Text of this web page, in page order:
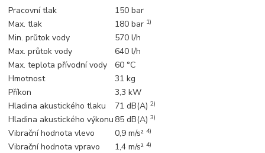
Pracovní tlak
150 bar
Max. tlak
180 bar 1)
Min. průtok vody
570 l/h
Max. průtok vody
640 l/h
Max. teplota přívodní vody
60 °C
Hmotnost
31 kg
Příkon
3,3 kW
Hladina akustického tlaku
71 dB(A)2)
Hladina akustického výkonu 85 dB(A)3)
Vibrační hodnota vlevo 0,9 m/s²4)
Vibrační hodnota vpravo 1,4 m/s²4)